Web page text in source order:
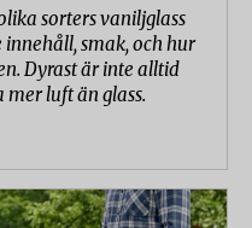
sorters vaniljglass
smak, och hur
Dyrast är inte alltid
luft än glass.